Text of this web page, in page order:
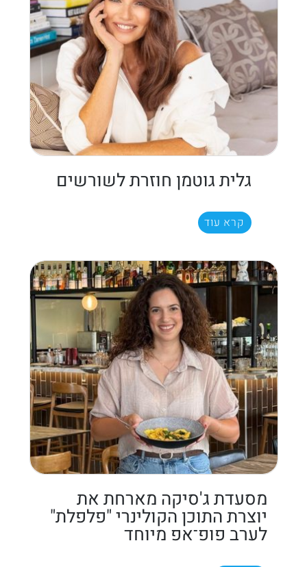
גלית גוטמן חוזרת לשורשים
קרא עוד
מסעדת ג'סיקה מארחת את
יוצרת התוכן הקולינרי "פלפלת"
לערב פופ־אפ מיוחד